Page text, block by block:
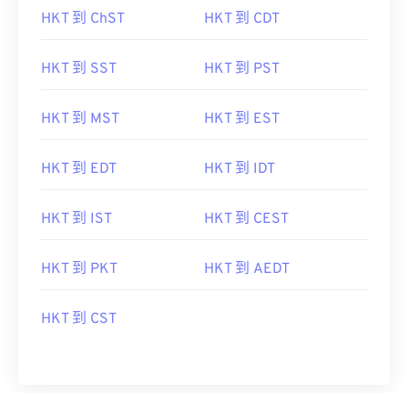
HKT 到 ChST HKT 到 CDT
HKT 到 SST HKT 到 PST
HKT 到 MST HKT 到 EST
HKT 到 EDT HKT 到 IDT
HKT 到 IST HKT 到 CEST
HKT 到 PKT HKT 到 AEDT
HKT 到 CST